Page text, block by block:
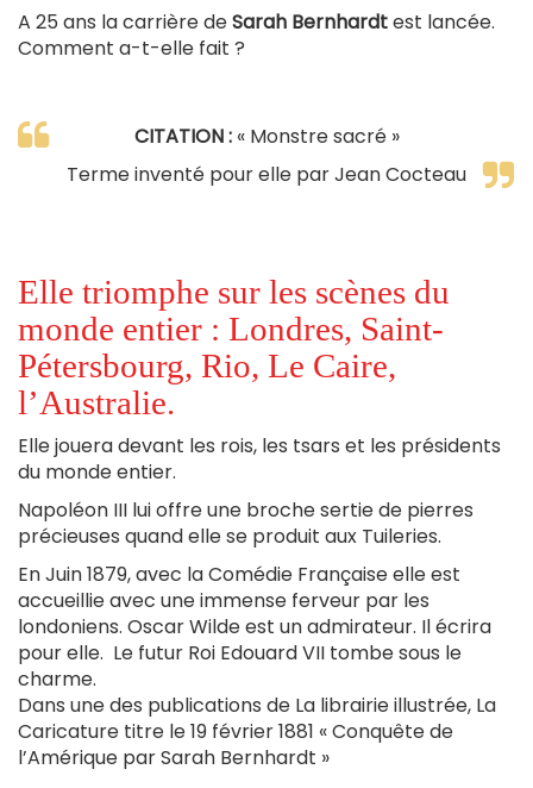
A 25 ans la carrière deSarah Bernhardtest lancée.
Comment a-t-elle fait ?
CITATION :« Monstre sacré »
Terme inventé pour elle par Jean Cocteau
Elle triomphe sur les scènes du
monde entier : Londres, Saint-
Pétersbourg, Rio, Le Caire,
l’Australie.
Elle jouera devant les rois, les tsars et les présidents
du monde entier.
Napoléon III lui offre une broche sertie de pierres
précieuses quand elle se produit aux Tuileries.
En Juin 1879, avec la Comédie Française elle est
accueillie avec une immense ferveur par les
londoniens. Oscar Wilde est un admirateur. Il écrira
pour elle. Le futur Roi Edouard VII tombe sous le
charme.
Dans une des publications de La librairie illustrée, La
Caricature titre le 19 février 1881 « Conquête de
l’Amérique par Sarah Bernhardt »